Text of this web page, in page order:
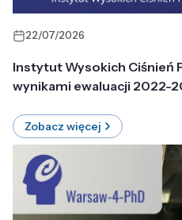
22/07/2026
Instytut Wysokich Ciśnień
wynikami ewaluacji 2022-
Zobacz więcej